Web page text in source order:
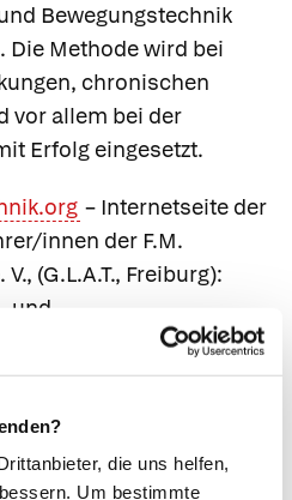
die uns helfen,
Um bestimmte
Bewegungstechnik
Die Methode wird bei
chronischen
vor allem bei der
Erfolg eingesetzt.
– Internetseite der
innen der F.M.
(G.L.A.T., Freiburg):
und
Gesundheit –
Lernprozesse.